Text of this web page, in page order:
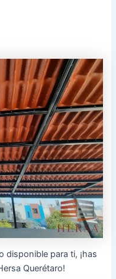
disponible para ti, ¡has
Querétaro!